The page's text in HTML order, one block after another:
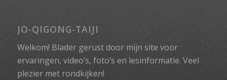
JO-QIGONG-TAIJI
Welkom! Blader gerust door mijn site voor
ervaringen, video’s, foto’s en lesinformatie. Veel
plezier met rondkijken!